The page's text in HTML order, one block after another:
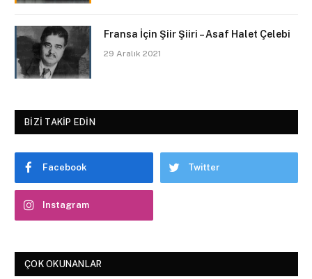
Fransa İçin Şiir Şiiri – Asaf Halet Çelebi
29 Aralık 2021
BIZI TAKIP EDIN
Facebook Twitter
Instagram
ÇOK OKUNANLAR